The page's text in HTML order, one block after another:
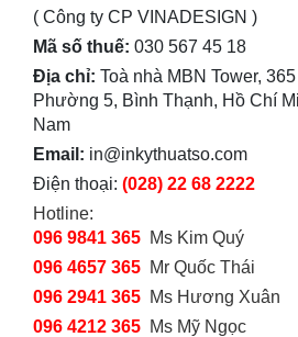
( Công ty CP VINADESIGN )
Mã số thuế: 030 567 45 18
Địa chỉ: Toà nhà MBN Tower,
Phường 5, Bình Thạnh, Hồ Chí
Nam
Email: in@inkythuatso.com
Điện thoại: (028) 22 68 2222
Hotline:
096 9841 365 Ms Kim Quý
096 4657 365 Mr Quốc Thái
096 2941 365 Ms Hương Xuân
096 4212 365 Ms Mỹ Ngọc